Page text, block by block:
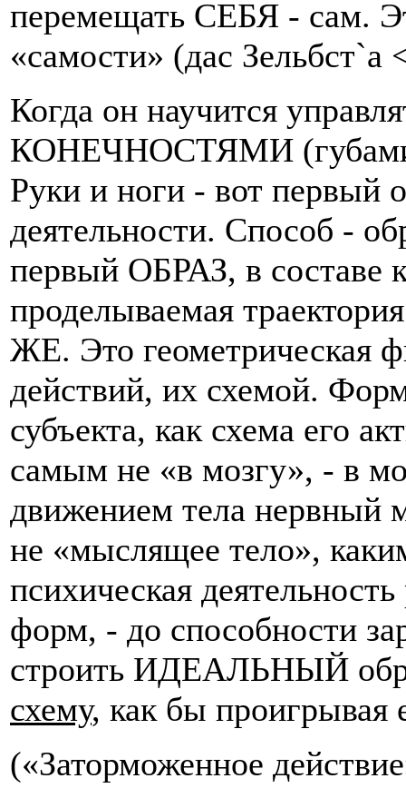
перемещать СЕБЯ - сам.
«самости» (дас Зельбст`а
Когда он научится
КОНЕЧНОСТЯМИ (губами
Руки и ноги - вот
деятельности. Способ -
первый ОБРАЗ, в составе
проделываемая
ЖЕ. Это геометрическая
действий, их схемой.
субъекта, как схема его
самым не «в мозгу», - в
движением тела нервный
не «мыслящее тело»,
психическая
форм, - до способности
строить ИДЕАЛЬНЫЙ
схему, как бы проигрывая
(«Заторможенное